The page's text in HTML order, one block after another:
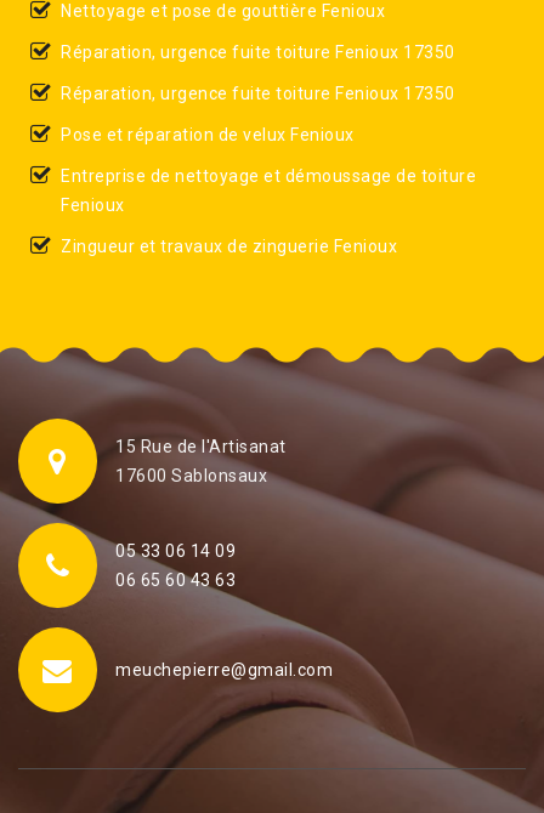
Nettoyage et pose de gouttière Fenioux
Réparation, urgence fuite toiture Fenioux 17350
Réparation, urgence fuite toiture Fenioux 17350
Pose et réparation de velux Fenioux
Entreprise de nettoyage et démoussage de toiture
Fenioux
Zingueur et travaux de zinguerie Fenioux
15 Rue de l'Artisanat
17600 Sablonsaux
05 33 06 14 09
06 65 60 43 63
meuchepierre@gmail.com